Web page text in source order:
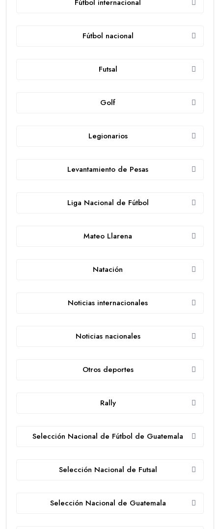
Fútbol internacional
Fútbol nacional
Futsal
Golf
Legionarios
Levantamiento de Pesas
Liga Nacional de Fútbol
Mateo Llarena
Natación
Noticias internacionales
Noticias nacionales
Otros deportes
Rally
Selección Nacional de Fútbol de Guatemala
Selección Nacional de Futsal
Selección Nacional de Guatemala